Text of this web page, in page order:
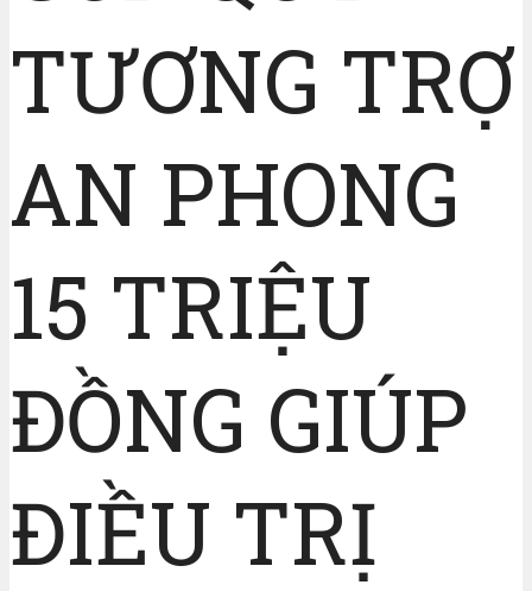
TƯƠNG TRỢ
AN PHONG
15 TRIỆU
ĐỒNG GIÚP
ĐIỀU TRỊ